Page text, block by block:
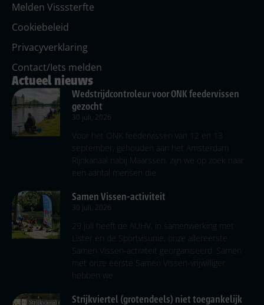
Melden Visssterfte
Cookiebeleid
Privacyverklaring
Contact/Iets melden
Actueel nieuws
Wedstrijdcontroleur voor ONK feedervissen
gezocht
30 juli, 2026
Voor het ONK feedervissen van 12 en 13
september, gehouden aan het Amsterdam
Rijnkanaal nabij Maarssen, zijn we op zoek naar
een aantal mensen die
Samen Vissen-activiteit
30 juli, 2026
29 juli heeft de AUHV, in samenwerking met
Lister en de Sportvisunie, onze allereerste
Samen Vissen-activiteit georganiseerd. Samen
met onze eerste Samen Vissen-vrijwilliger
hebben we
Strijkviertel (grotendeels) niet toegankelijk